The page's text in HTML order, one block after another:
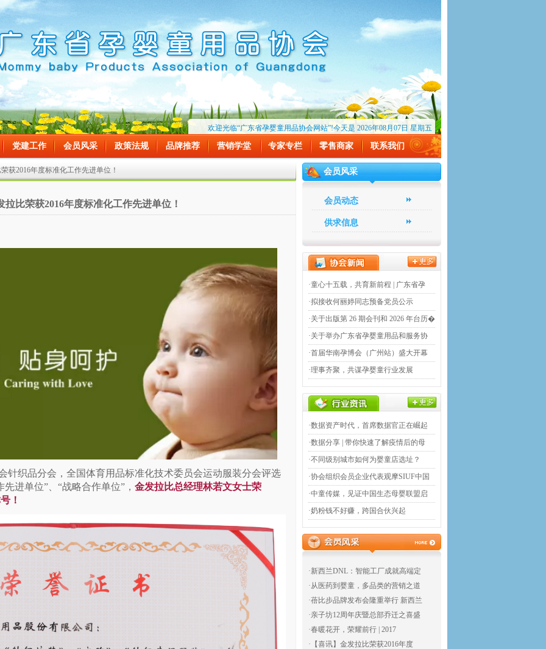
欢迎光临“广东省孕婴童用品协会网站”!今天是 2026年08月07日 星期五
党建工作 会员风采 政策法规 品牌推荐 营销学堂 专家专栏 零售商家 联系我们
获2016年度标准化工作先进单位！
拉比荣获2016年度标准化工作先进单位！
针织品分会，全国体育用品标准化技术委员会运动服装分会评选
先进单位” “战略合作单位” ， 金发拉比总经理林若文女士荣
！
会员风采
会员动态
供求信息
·童心十五载，共育新前程 | 广东省孕
·拟接收何丽婷同志预备党员公示
·关于出版第 26 期会刊和 2026 年台历�
·关于举办广东省孕婴童用品和服务协
·首届华南孕博会（广州站）盛大开幕
·理事齐聚，共谋孕婴童行业发展
·数据资产时代，首席数据官正在崛起
·数据分享 | 带你快速了解疫情后的母
·不同级别城市如何为婴童店选址？
·协会组织会员企业代表观摩SIUF中国
�
·中童传媒，见证中国生态母婴联盟启
·奶粉钱不好赚，跨国合伙兴起
·新西兰DNL：智能工厂成就高端定
·从医药到婴童，多品类的营销之道
·蓓比步品牌发布会隆重举行 新西兰
·亲子坊12周年庆暨总部乔迁之喜盛
·春暖花开，荣耀前行 | 2017
·【喜讯】金发拉比荣获2016年度